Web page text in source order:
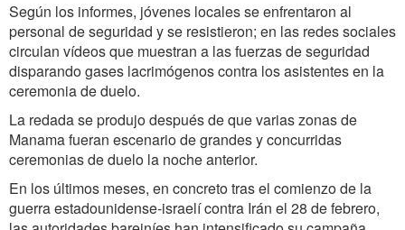
Según los informes, jóvenes locales se enfrentaron al
personal de seguridad y se resistieron; en las redes sociales
circulan vídeos que muestran a las fuerzas de seguridad
disparando gases lacrimógenos contra los asistentes en la
ceremonia de duelo.
La redada se produjo después de que varias zonas de
Manama fueran escenario de grandes y concurridas
ceremonias de duelo la noche anterior.
En los últimos meses, en concreto tras el comienzo de la
guerra estadounidense-israelí contra Irán el 28 de febrero,